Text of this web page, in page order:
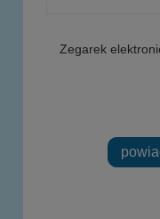
Zegarek